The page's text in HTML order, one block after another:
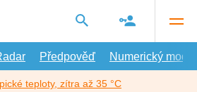
Předpověď Numerický model
teploty, zítra až 35 °C